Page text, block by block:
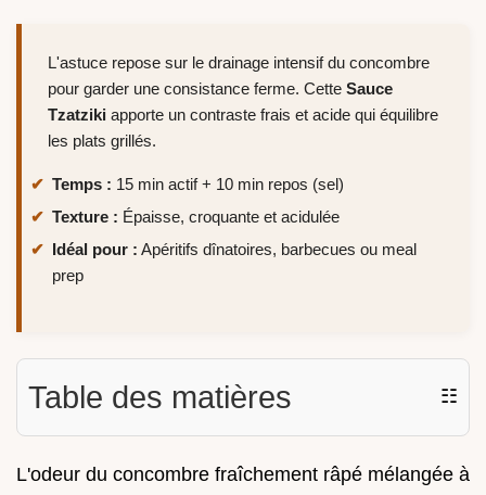
L'astuce repose sur le drainage intensif du concombre
pour garder une consistance ferme. Cette Sauce
Tzatziki apporte un contraste frais et acide qui équilibre
les plats grillés.
Temps : 15 min actif + 10 min repos (sel)
Texture : Épaisse, croquante et acidulée
Idéal pour : Apéritifs dînatoires, barbecues ou meal
prep
Table des matières ☷
L'odeur du concombre fraîchement râpé mélangée à